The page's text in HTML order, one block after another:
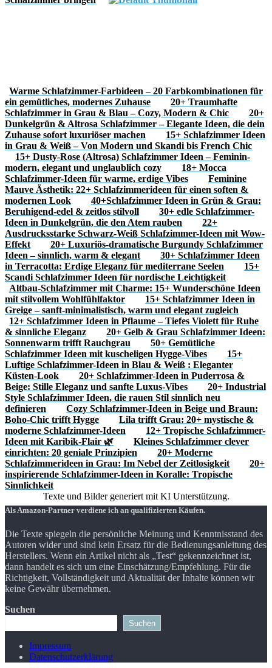
Warme Schlafzimmer-Farbideen – 20 Farbkombinationen für
ein gemütliches, modernes Zuhause
20+ Traumhafte
Schlafzimmer in Grau & Blau – Cozy, Modern & Chic
20+
Dunkelgrün & Altrosa Schlafzimmer – Elegante Ideen, die dein
Zuhause sofort luxuriöser machen
15+ Schlafzimmer Ideen
in Grau & Weiß – Von Modern und Skandi bis French Chic
15+ Dusty-Rose (Altrosa) Schlafzimmer Ideen – Feminin-
modern, elegant und unglaublich cozy
18+ Mocca
Schlafzimmer-Ideen für warme, erdige Vibes
Feminine
Mauve Ästhetik: 22+ Schlafzimmerideen für einen soften &
modernen Look
40+Schlafzimmer Ideen in Grün & Grau:
Beruhigend-edel & zeitlos stilvoll
30+ edle Schlafzimmer-
Ideen in Dunkelgrün, die den Atem rauben
22+
Ausdrucksstarke Schwarz-Weiß Schlafzimmer-Ideen mit Wow-
Effekt
20+ Luxuriös-dramatische Burgundy Schlafzimmer
Ideen – sinnlich, warm & elegant
30+ Schlafzimmer Ideen
in Terracotta: Erdige Eleganz für mediterrane Seelen
15+
Scandi Schlafzimmer Ideen für nordische Leichtigkeit
Altbau-Schlafzimmer mit Charme: 15+ Wunderschöne Ideen
mit stilvollem Wohlfühlfaktor
15+ Schlafzimmer Ideen in
Greige – sanft-minimalistisch, warm und elegant zugleich
12+ Schlafzimmer Ideen in Pflaume – Tiefes Violett für Ruhe
& sinnliche Eleganz
20+ Gelb & Grau Schlafzimmer Ideen:
Sonnenwarm trifft Rauchgrau
50+ Gemütliche
Schlafzimmer Ideen mit kuscheligen Hygge-Vibes
15+
Luftige Schlafzimmer-Ideen in Blau & Weiß : Eleganter
Küsten-Look
20+ Schlafzimmer-Ideen in Puderrosa &
Beige: Stille Eleganz und sanfte Luxus-Vibes
20+ Industrial
Style Schlafzimmer Ideen, die rauen Stil sinnlich neu
definieren
Cozy Schlafzimmer-Ideen in Beige und Braun:
Boho-Chic trifft Hygge
Lila trifft Grau: 20+ mystische &
moderne Schlafzimmer-Ideen
12+ Tropische Schlafzimmer-
Ideen mit Karibik-Flair 🌿
Kleines Schlafzimmer clever
einrichten: 20 geniale Prinzipien
20+ Moderne
Schlafzimmerideen in Grau: Im Nebel der Zeitlosigkeit
20+
inspirierende Schlafzimmer-Ideen in Koralle: Tropische
Sinnlichkeit
Texte und Bilder generiert mit KI Unterstützung.
Als Amazon-Partner verdiene ich an qualifizierten Käufen.
Die Texte spiegeln die persönliche Meinung und Kenntnisstand des
Autoren wider und sind kein Ersatz für die Bedienungsanleitung des
Herstellers. Wenn ein Artikel nicht als „Test“ gekennzeichnet ist,
dann handelt es sich um eine Einschätzung/Empfehlung. Für die
Richtigkeit, Vollständigkeit und Aktualität der Inhalte können wir
keine Gewähr übernehmen.
Suchen
Suchen
Impressum
Datenschutzerklärung